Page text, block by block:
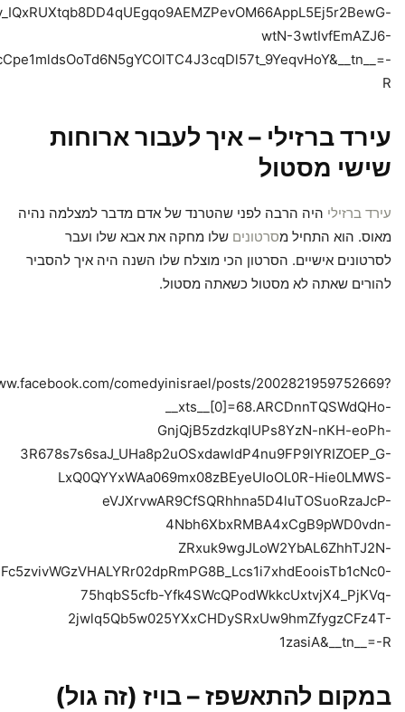
wtN-3wtIvfEmAZJ6-
R
עירד ברזילי – איך לעבור ארוחות
שישי מסטול
עירד ברזילי היה הרבה לפני שהטרנד של אדם מדבר למצלמה נהיה
מאוס. הוא התחיל מסרטונים שלו מחקה את אבא שלו ועבר
לסרטונים אישיים. הסרטון הכי מוצלח שלו השנה היה איך להסביר
להורים שאתה לא מסטול כשאתה מסטול.
comedyinisrael/posts/2002821959752669?
__xts__[0]=68.ARCDnnTQSWdQHo-
GnjQjB5zdzkqlUPs8YzN-nKH-eoPh-
3R678s7s6saJ_UHa8p2uOSxdawldP4nu9FP9IYRIZOEP_G-
LxQ0QYYxWAa069mx08zBEyeUIoOL0R-Hie0LMWS-
eVJXrvwAR9CfSQRhhna5D4luTOSuoRzaJcP-
4Nbh6XbxRMBA4xCgB9pWD0vdn-
ZRxuk9wgJLoW2YbAL6ZhhTJ2N-
75hqbS5cfb-Yfk4SWcQPodWkkcUxtvjX4_PjKVq-
2jwlq5Qb5w025YXxCHDySRxUw9hmZfygzCFz4T-
1zasiA&__tn__=-R
במקום להתאשפז – בויז (זה גול)